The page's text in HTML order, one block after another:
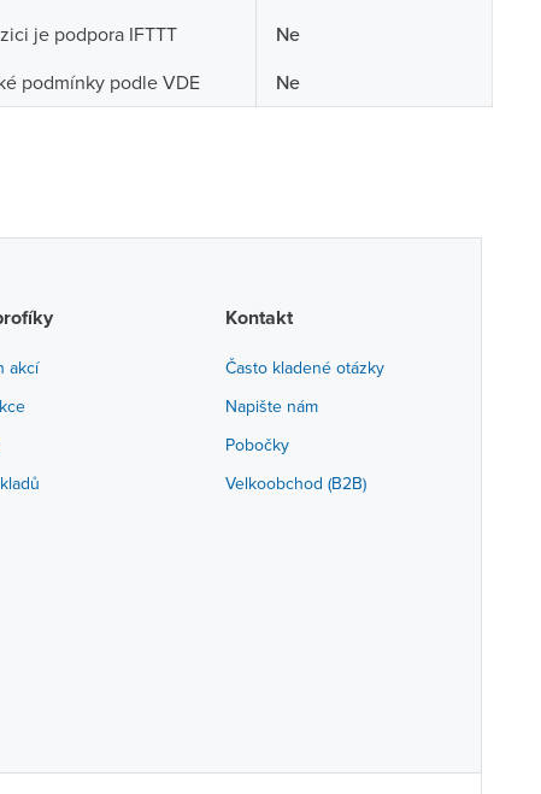
je podpora IFTTT
Ne
podmínky podle VDE
Ne
akcí
Kontakt
Často kladené otázky
Napište nám
Pobočky
Velkoobchod (B2B)